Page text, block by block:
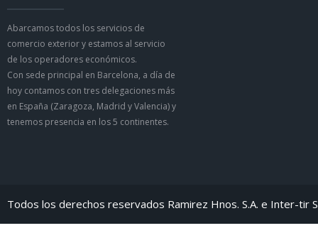
Abarcamos todos los servicios de
comercio exterior y estamos al servicio
de los operadores económicos.
Con sede principal en Barcelona, a día de
hoy contamos con tres delegaciones más
en España (Zaragoza, Madrid y Valencia) y
tenemos presencia en los 5 continentes.
Todos los derechos reservados Ramirez Hnos. S.A. e Inter-tir